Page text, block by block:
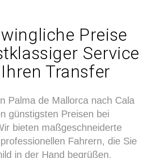
Preise
Service
Transfer
Palma de Mallorca nach Cala
günstigsten Preisen bei
bieten maßgeschneiderte
Fahrern, die Sie
in der Hand begrüßen.